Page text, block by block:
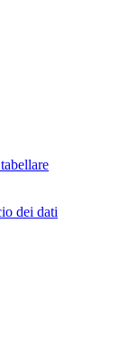
dei dati